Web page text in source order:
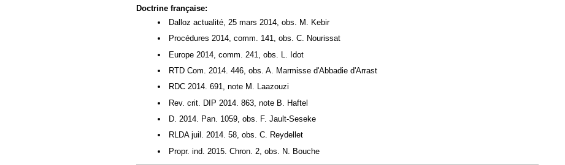
Doctrine française:
Dalloz actualité, 25 mars 2014, obs. M. Kebir
Procédures 2014, comm. 141, obs. C. Nourissat
Europe 2014, comm. 241, obs. L. Idot
RTD Com. 2014. 446, obs. A. Marmisse d'Abbadie d'Arrast
RDC 2014. 691, note M. Laazouzi
Rev. crit. DIP 2014. 863, note B. Haftel
D. 2014. Pan. 1059, obs. F. Jault-Seseke
RLDA juil. 2014. 58, obs. C. Reydellet
Propr. ind. 2015. Chron. 2, obs. N. Bouche